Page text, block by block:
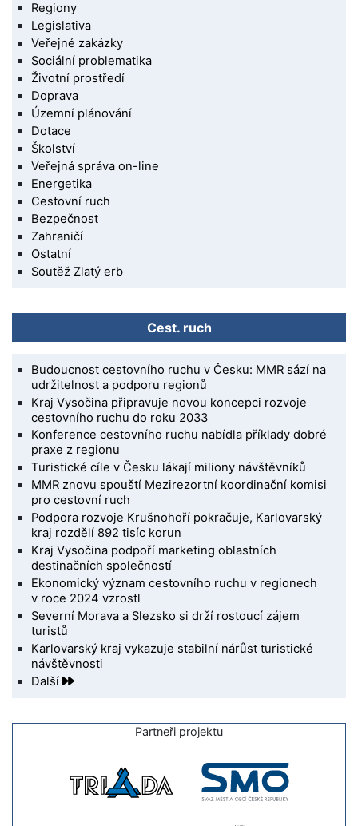
Regiony
Legislativa
Veřejné zakázky
Sociální problematika
Životní prostředí
Doprava
Územní plánování
Dotace
Školství
Veřejná správa on-line
Energetika
Cestovní ruch
Bezpečnost
Zahraničí
Ostatní
Soutěž Zlatý erb
Cest. ruch
Budoucnost cestovního ruchu v Česku: MMR sází na
udržitelnost a podporu regionů
Kraj Vysočina připravuje novou koncepci rozvoje
cestovního ruchu do roku 2033
Konference cestovního ruchu nabídla příklady dobré
praxe z regionu
Turistické cíle v Česku lákají miliony návštěvníků
MMR znovu spouští Mezirezortní koordinační komisi
pro cestovní ruch
Podpora rozvoje Krušnohoří pokračuje, Karlovarský
kraj rozdělí 892 tisíc korun
Kraj Vysočina podpoří marketing oblastních
destinačních společností
Ekonomický význam cestovního ruchu v regionech
v roce 2024 vzrostl
Severní Morava a Slezsko si drží rostoucí zájem
turistů
Karlovarský kraj vykazuje stabilní nárůst turistické
návštěvnosti
Další
Partneři projektu